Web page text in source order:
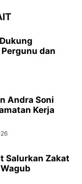
dan
Andra Soni
Kerja
Salurkan Zakat